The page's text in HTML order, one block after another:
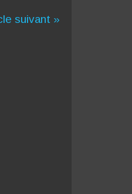
suivant »